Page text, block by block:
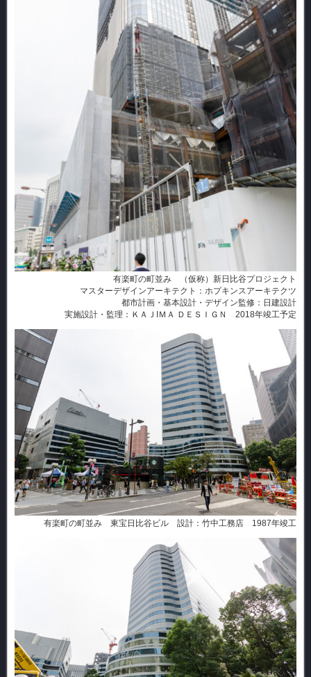
有楽町の町並み （仮称）新日比谷プロジェクト
マスターデザインアーキテクト：ホプキンスアーキテクツ
都市計画・基本設計・デザイン監修：日建設計
実施設計・監理：ＫＡＪIＭＡ ＤＥＳＩＧＮ 2018年竣工予定
有楽町の町並み 東宝日比谷ビル 設計：竹中工務店 1987年竣工